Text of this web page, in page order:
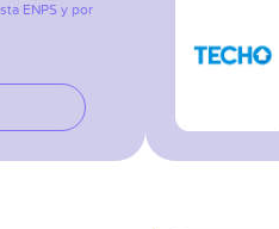
ENPS y por